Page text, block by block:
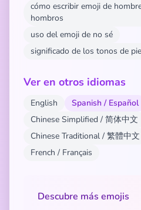
cómo escribir emoji de
hombros
uso del emoji de no sé
significado de los tonos de
Ver en otros idiomas
English
Spanish / Español
Chinese Simplified / 简体中文
Chinese Traditional / 繁體中文
French / Français
Descubre más emojis